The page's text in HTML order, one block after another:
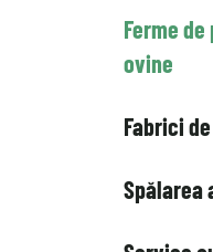
Ferme
ovine
Fabrici
Spălarea